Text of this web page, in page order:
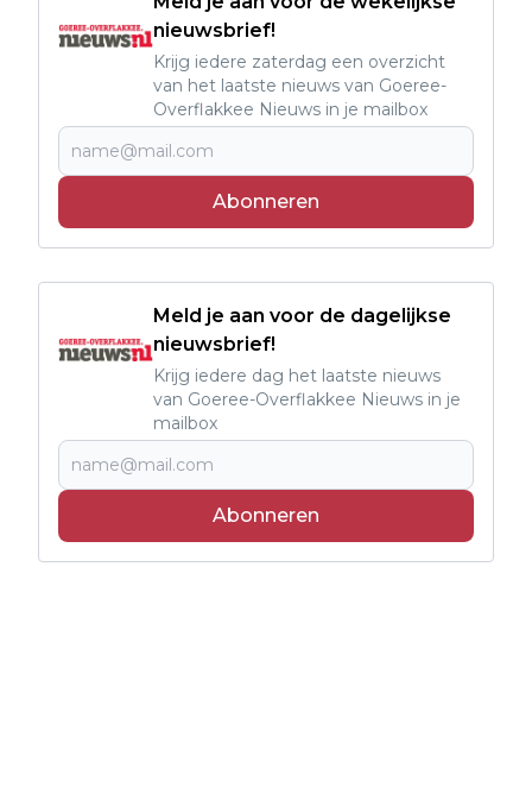
nieuwsbrief!
Krijg iedere zaterdag een overzicht
van het laatste nieuws van Goeree-
Overflakkee Nieuws in je mailbox
Abonneren
Meld je aan voor de dagelijkse
nieuwsbrief!
Krijg iedere dag het laatste nieuws
van Goeree-Overflakkee Nieuws in je
mailbox
Abonneren